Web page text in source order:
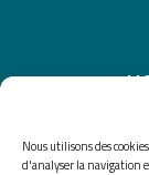
Nous utilisons des
d'analyser la navigation
Du lundi au